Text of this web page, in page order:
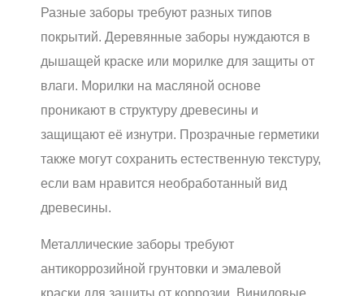
Разные заборы требуют разных типов
покрытий. Деревянные заборы нуждаются в
дышащей краске или морилке для защиты от
влаги. Морилки на масляной основе
проникают в структуру древесины и
защищают её изнутри. Прозрачные герметики
также могут сохранить естественную текстуру,
если вам нравится необработанный вид
древесины.
Металлические заборы требуют
антикоррозийной грунтовки и эмалевой
краски для защиты от коррозии. Виниловые